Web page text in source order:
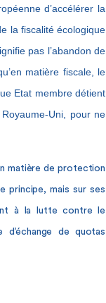
d’accélérer la
la fiscalité écologique
pas l’abandon de
matière fiscale, le
Etat membre détient
Uni, pour ne
matière de protection
principe, mais sur ses
à la lutte contre le
de quotas